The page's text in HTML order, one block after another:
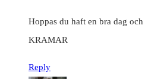
Hoppas du haft en bra dag
KRAMAR
Reply